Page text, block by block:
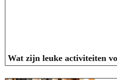
Wat zijn leuke activiteiten